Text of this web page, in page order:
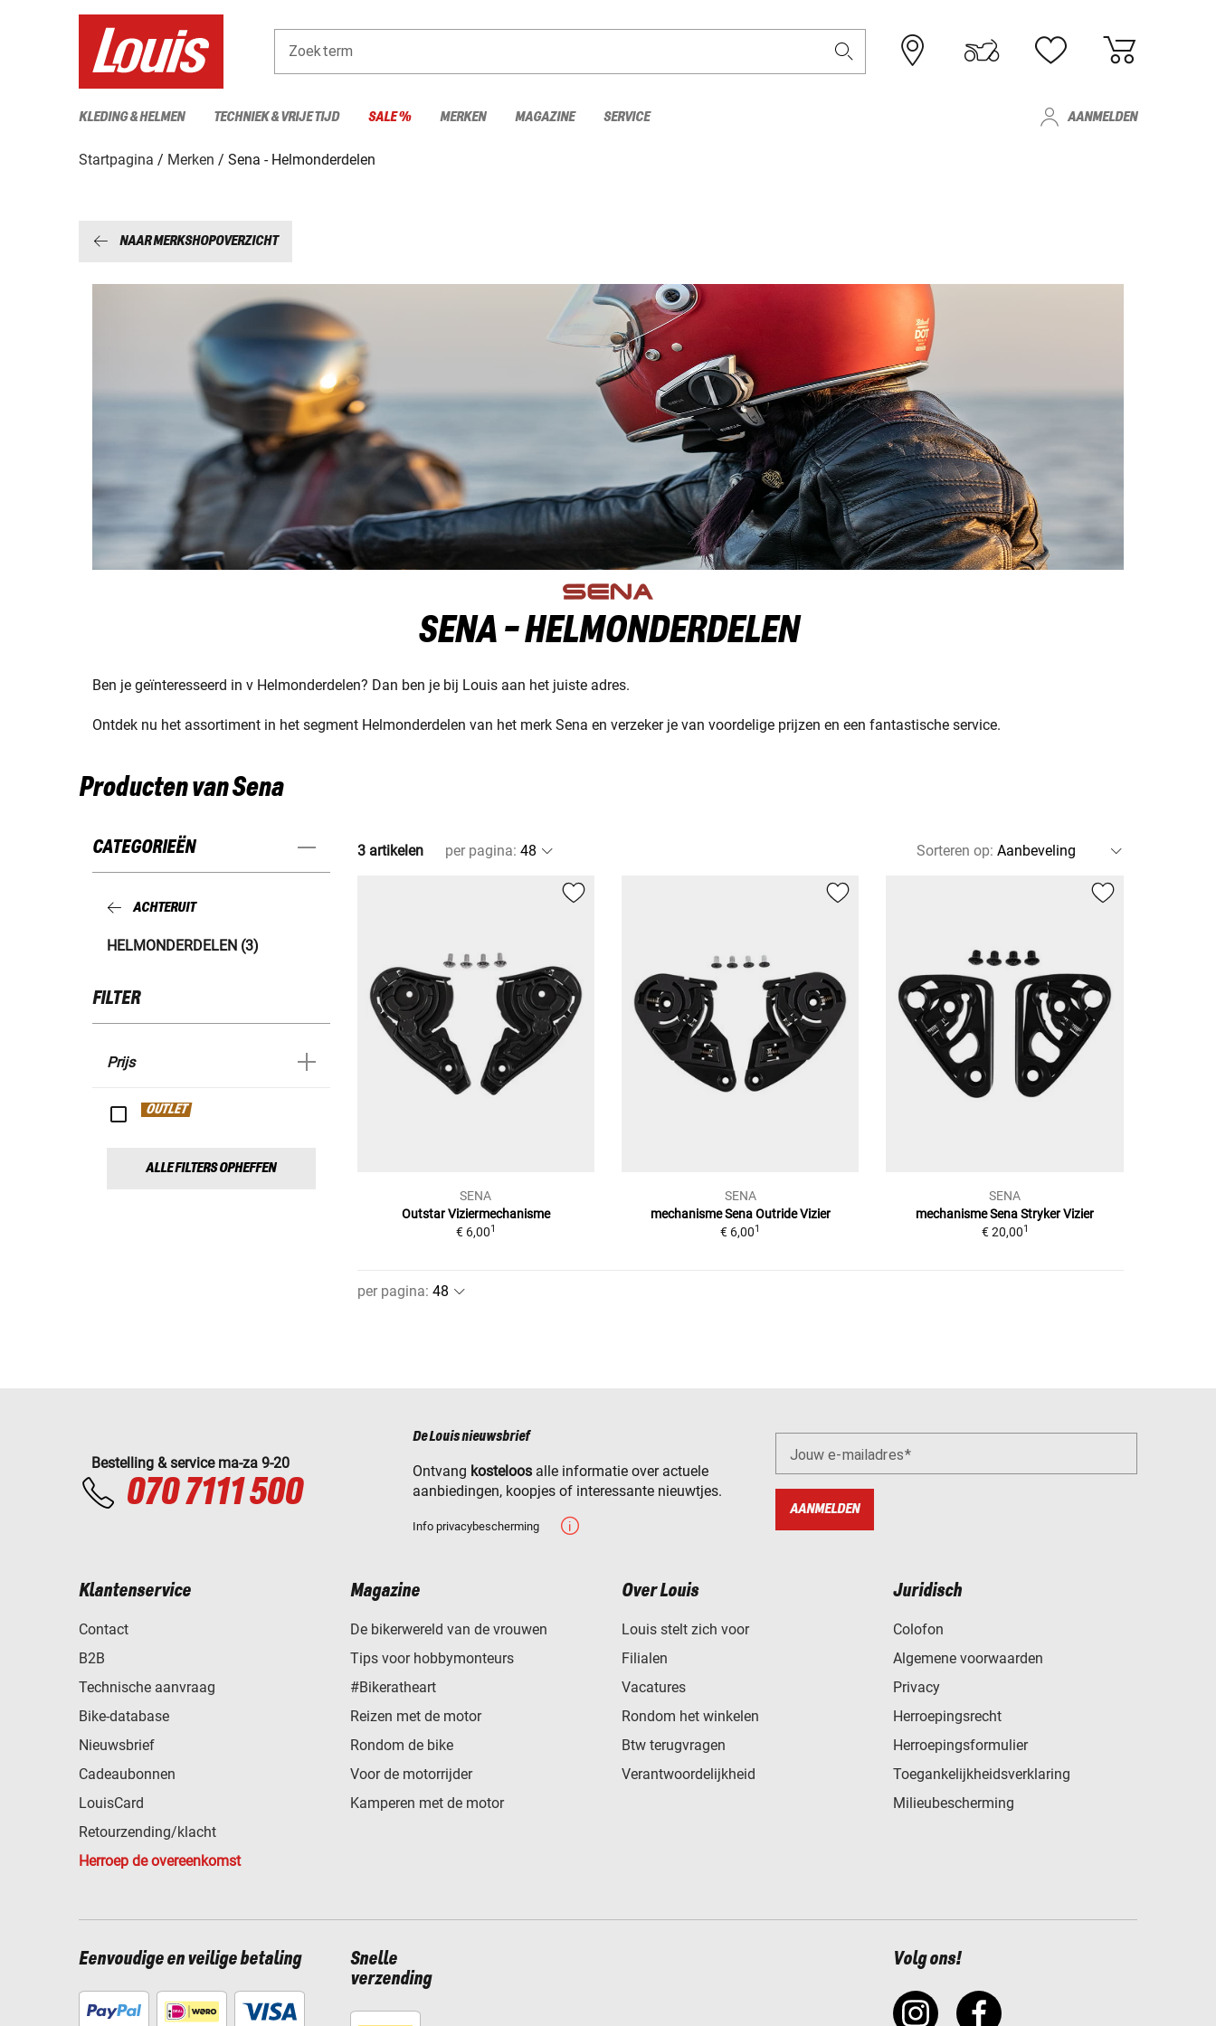
Zoekterm
KLEDING & HELMEN TECHNIEK & VRIJE TIJD SALE % MERKEN MAGAZINE SERVICE AANMELDEN
Startpagina Merken Sena - Helmonderdelen
NAAR MERKSHOPOVERZICHT
SENA - HELMONDERDELEN
Ben je geïnteresseerd in v Helmonderdelen? Dan ben je bij Louis aan het juiste adres.
Ontdek nu het assortiment in het segment Helmonderdelen van het merk Sena en verzeker je van voordelige prijzen en een fantastische service.
Producten van Sena
CATEGORIEËN
ACHTERUIT
HELMONDERDELEN (3)
FILTER
Prijs
OUTLET
ALLE FILTERS OPHEFFEN
3 artikelen per pagina: Sorteren op:
SENA
Outstar Viziermechanisme
€ 6,001
SENA
mechanisme Sena Outride Vizier
€ 6,001
SENA
mechanisme Sena StrykerVizier
€ 20,001
per pagina:
Bestelling & service ma-za 9-20
070 7111 500
De Louis nieuwsbrief
Ontvang kosteloos alle informatie over actuele
aanbiedingen, koopjes of interessante nieuwtjes.
Info privacybescherming
Jouw e-mailadres
AANMELDEN
Klantenservice
Contact
B2B
Technische aanvraag
Bike-database
Nieuwsbrief
Cadeaubonnen
LouisCard
Retourzending/klacht
Herroep de overeenkomst
Magazine
De bikerwereld van de vrouwen
Tips voor hobbymonteurs
#Bikeratheart
Reizen met de motor
Rondom de bike
Voor de motorrijder
Kamperen met de motor
Over Louis
Louis stelt zich voor
Filialen
Vacatures
Rondom het winkelen
Btw terugvragen
Verantwoordelijkheid
Juridisch
Colofon
Algemene voorwaarden
Privacy
Herroepingsrecht
Herroepingsformulier
Toegankelijkheidsverklaring
Milieubescherming
Eenvoudige en veilige betaling
Snelle
verzending
Volg ons!